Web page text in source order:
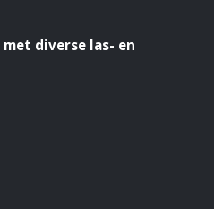
diverse las- en